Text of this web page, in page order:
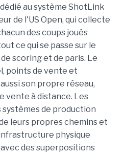
au système ShotLink
de l'US Open, qui collecte
des coups joués
ce qui se passe sur le
scoring et de paris. Le
points de vente et
son propre réseau,
vente à distance. Les
de production
leurs propres chemins et
physique
des superpositions